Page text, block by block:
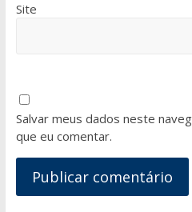
Site
Salvar meus dados neste
que eu comentar.